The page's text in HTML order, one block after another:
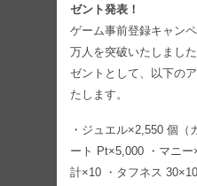
ゼント発表！
ゲーム事前登録キャン
万人を突破いたしまし
ゼントとして、以下の
たします。
・ジュエル×2,550 個（
ート Pt×5,000 ・マニ
計×10 ・タフネス